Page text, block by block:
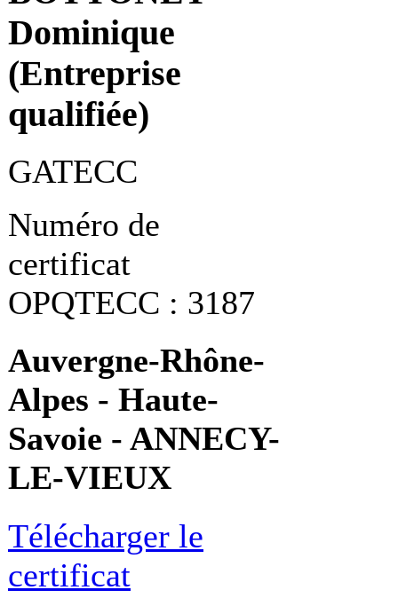
Dominique
(Entreprise
qualifiée)
GATECC
Numéro de
certificat
OPQTECC : 3187
Auvergne-Rhône-
Alpes - Haute-
Savoie - ANNECY-
LE-VIEUX
Télécharger le
certificat